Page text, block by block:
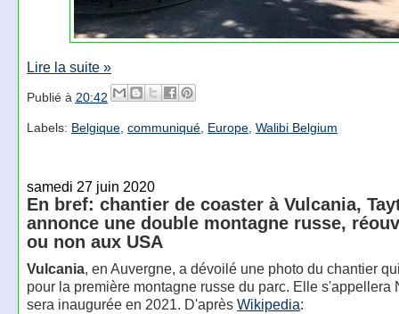
Lire la suite »
Publié à 20:42
Labels: Belgique, communiqué, Europe, Walibi Belgium
samedi 27 juin 2020
En bref: chantier de coaster à Vulcania,
annonce une double montagne russe,
ou non aux USA
Vulcania, en Auvergne, a dévoilé une photo du chantier
pour la première montagne russe du parc. Elle s'appellera
sera inaugurée en 2021. D'après Wikipedia: